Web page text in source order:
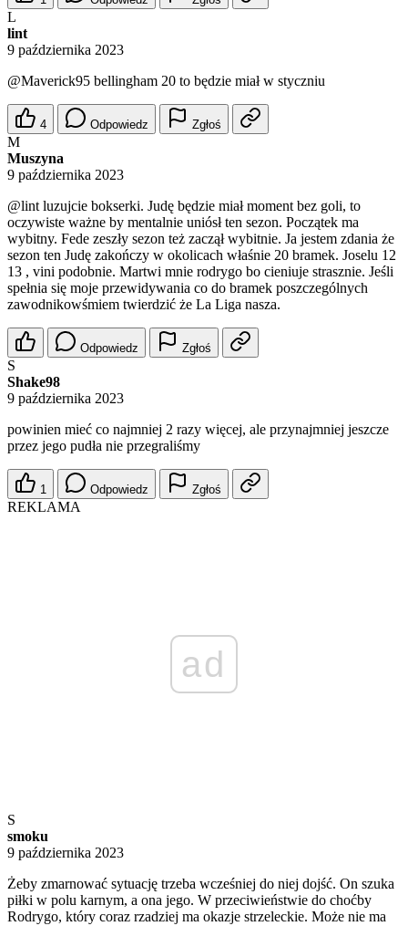
L
lint
9 października 2023
@Maverick95 bellingham 20 to będzie miał w styczniu
4 Odpowiedz Zgłoś
M
Muszyna
9 października 2023
@lint luzujcie bokserki. Judę będzie miał moment bez goli, to
oczywiste ważne by mentalnie uniósł ten sezon. Początek ma
wybitny. Fede zeszły sezon też zaczął wybitnie. Ja jestem zdania że
sezon ten Judę zakończy w okolicach właśnie 20 bramek. Joselu 12
13 , vini podobnie. Martwi mnie rodrygo bo cieniuje strasznie. Jeśli
spełnia się moje przewidywania co do bramek poszczególnych
zawodnikowśmiem twierdzić że La Liga nasza.
Odpowiedz Zgłoś
S
Shake98
9 października 2023
powinien mieć co najmniej 2 razy więcej, ale przynajmniej jeszcze
przez jego pudła nie przegraliśmy
1 Odpowiedz Zgłoś
REKLAMA
ad
S
smoku
9 października 2023
Żeby zmarnować sytuację trzeba wcześniej do niej dojść. On szuka
piłki w polu karnym, a ona jego. W przeciwieństwie do choćby
Rodrygo, który coraz rzadziej ma okazje strzeleckie. Może nie ma